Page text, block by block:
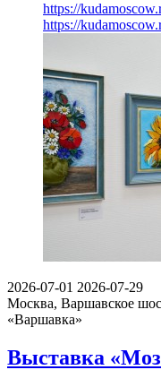
https://
https://
2026-07-01 2026-07-29
Москва, Варшавское
«Варшавка»
Выставка